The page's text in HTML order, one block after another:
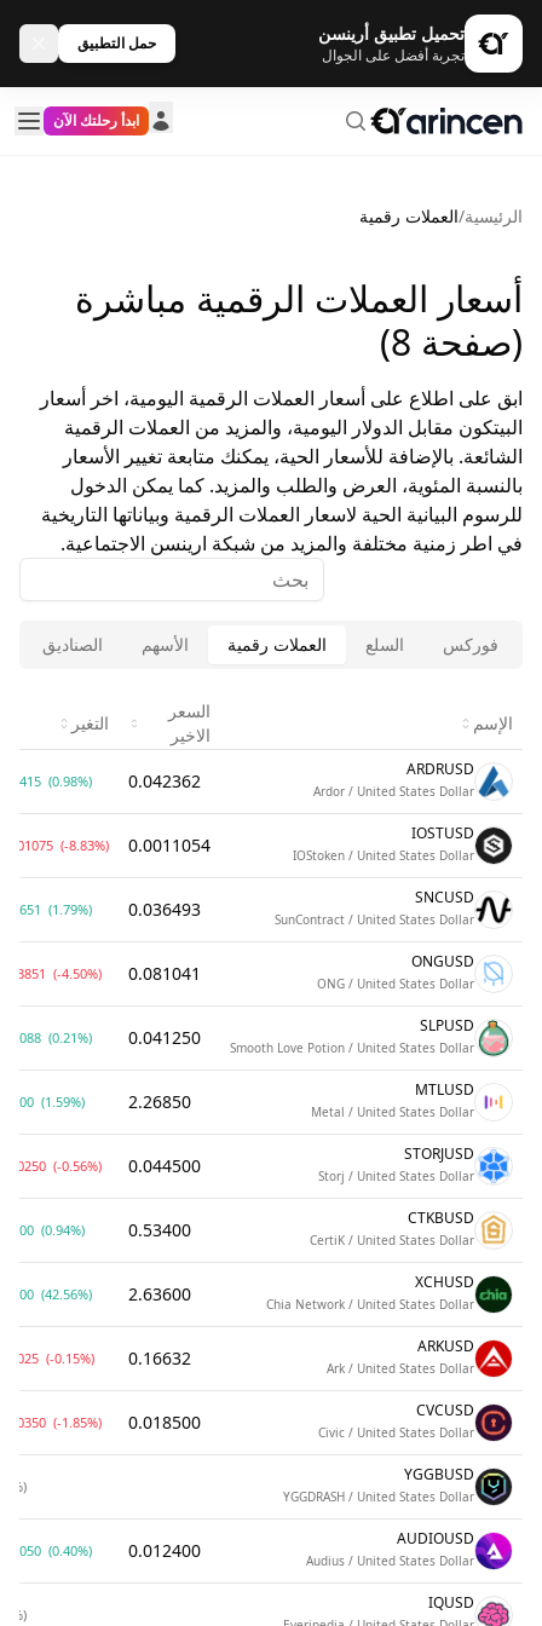
تحميل تطبيق أرينسن
تجربة أفضل على الجوال
حمل التطبيق
ابدأ رحلتك الآن
الرئيسية/العملات رقمية
أسعار العملات الرقمية مباشرة
(صفحة 8)
ابق على اطلاع على أسعار العملات الرقمية اليومية، اخر أسعار
البيتكون مقابل الدولار اليومية، والمزيد من العملات الرقمية
الشائعة. بالإضافة للأسعار الحية، يمكنك متابعة تغيير الأسعار
بالنسبة المئوية، العرض والطلب والمزيد. كما يمكن الدخول
للرسوم البيانية الحية لاسعار العملات الرقمية وبياناتها التاريخية
في اطر زمنية مختلفة والمزيد من شبكة ارينسن الاجتماعية.
فوركس السلع العملات رقمية الأسهم الصناديق
الإسم
السعر
الاخير
التغير
ARDRUSD
Ardor / United States Dollar
0.042362
(0.98%)
IOSTUSD
IOStoken / United States Dollar
0.0011054
(-8.83%)
SNCUSD
SunContract / United States Dollar
0.036493
(1.79%)
ONGUSD
ONG / United States Dollar
0.081041
(-4.50%)
SLPUSD
Smooth Love Potion / United States Dollar
0.041250
(0.21%)
MTLUSD
Metal / United States Dollar
2.26850
(1.59%)
STORJUSD
Storj / United States Dollar
0.044500
(-0.56%)
CTKBUSD
CertiK / United States Dollar
0.53400
(0.94%)
XCHUSD
Chia Network / United States Dollar
2.63600
(42.56%)
ARKUSD
Ark / United States Dollar
0.16632
(-0.15%)
CVCUSD
Civic / United States Dollar
0.018500
(-1.85%)
YGGBUSD
YGGDRASH / United States Dollar
(0%)
AUDIOUSD
Audius / United States Dollar
0.012400
(0.40%)
IQUSD
(0%)